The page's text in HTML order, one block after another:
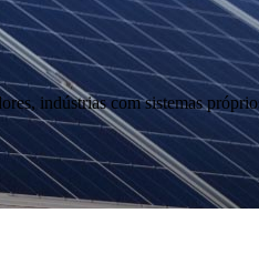
indústrias com sistemas